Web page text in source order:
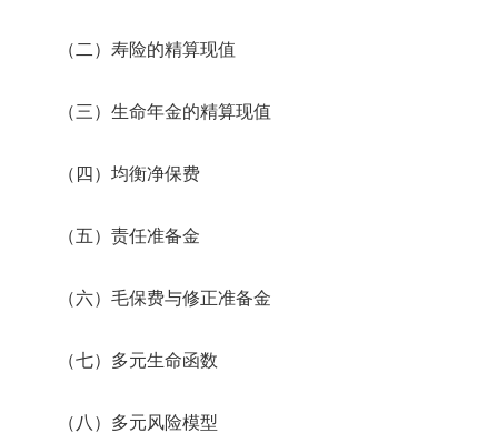
（二）寿险的精算现值
（三）生命年金的精算现值
（四）均衡净保费
（五）责任准备金
（六）毛保费与修正准备金
（七）多元生命函数
（八）多元风险模型